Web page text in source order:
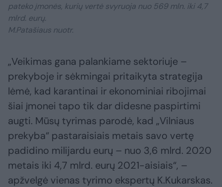
pateko įmonės, kurių vertė svyruoja nuo 569 mln. iki 4,7
mlrd. eurų.
M.Patašiaus nuotr.
„Veikimas gana palankiame sektoriuje –
prekyboje ir sėkmingai pritaikyta strategija
lėmė, kad karantinai ir ekonominiai ribojimai
šiai įmonei tapo tik dar didesne paspirtimi
augti. Mūsų tyrimas parodė, kad „Vilniaus
prekyba“ pastaraisiais metais savo vertę
padidino milijardu eurų – nuo 3,6 mlrd. 2020
metais iki 4,7 mlrd. eurų 2021-aisiais“, –
apžvelgė vienas tyrimo ekspertų K.Kukarskas.